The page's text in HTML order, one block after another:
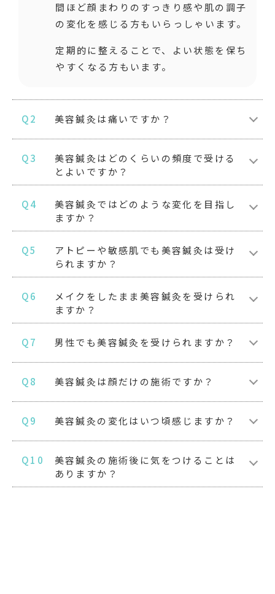
間ほど顔まわりのすっきり感や肌の調子
の変化を感じる方もいらっしゃいます。
定期的に整えることで、よい状態を保ち
やすくなる方もいます。
Q2 美容鍼灸は痛いですか？
Q3
美容鍼灸はどのくらいの頻度で受ける
とよいですか？
Q4
美容鍼灸ではどのような変化を目指し
ますか？
Q5
アトピーや敏感肌でも美容鍼灸は受け
られますか？
Q6
メイクをしたまま美容鍼灸を受けられ
ますか？
Q7 男性でも美容鍼灸を受けられますか？
Q8 美容鍼灸は顔だけの施術ですか？
Q9 美容鍼灸の変化はいつ頃感じますか？
Q10
美容鍼灸の施術後に気をつけることは
ありますか？